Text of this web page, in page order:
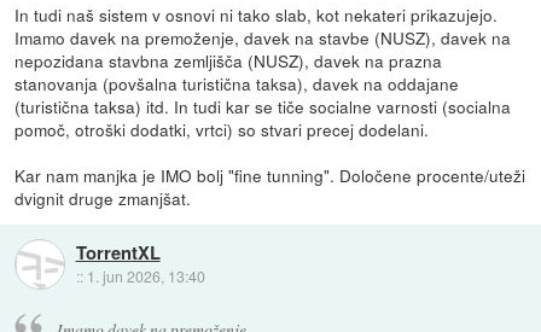
In tudi naš sistem v osnovi ni tako slab, kot nekateri prikazujejo.
Imamo davek na premoženje, davek na stavbe (NUSZ), davek na
nepozidana stavbna zemljišča (NUSZ), davek na prazna
stanovanja (povšalna turistična taksa), davek na oddajane
(turistična taksa) itd. In tudi kar se tiče socialne varnosti (socialna
pomoč, otroški dodatki, vrtci) so stvari precej dodelani.
Kar nam manjka je IMO bolj "fine tunning". Določene procente/uteži
dvignit druge zmanjšat.
TorrentXL
:: 1. jun 2026, 13:40